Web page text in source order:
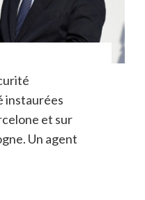
instaurées
et sur
Un agent